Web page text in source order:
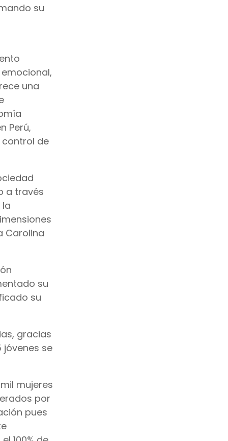
su
una
Perú,
de
a través
Carolina
su
su
gracias
jóvenes se
mujeres
por
pues